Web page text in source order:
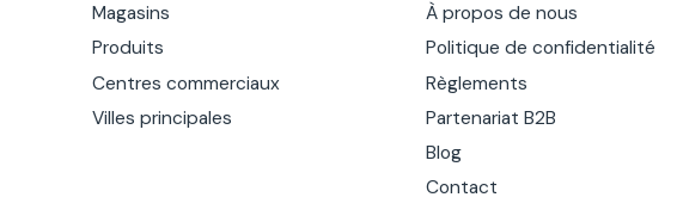
Magasins
Produits
Centres commerciaux
Villes principales
À propos de nous
Politique de confidentialité
Règlements
Partenariat B2B
Blog
Contact